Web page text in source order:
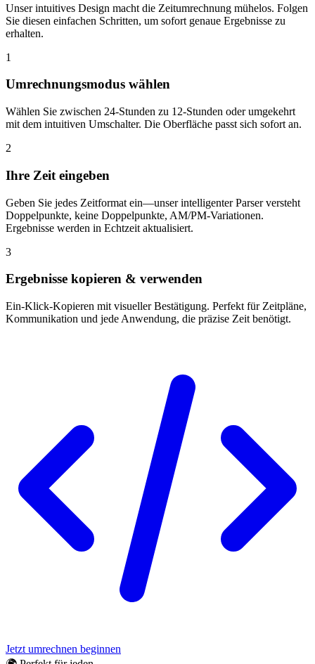
Unser intuitives Design macht die Zeitumrechnung mühelos. Folgen
Sie diesen einfachen Schritten, um sofort genaue Ergebnisse zu
erhalten.
1
Umrechnungsmodus wählen
Wählen Sie zwischen 24-Stunden zu 12-Stunden oder umgekehrt
mit dem intuitiven Umschalter. Die Oberfläche passt sich sofort an.
2
Ihre Zeit eingeben
Geben Sie jedes Zeitformat ein—unser intelligenter Parser versteht
Doppelpunkte, keine Doppelpunkte, AM/PM-Variationen.
Ergebnisse werden in Echtzeit aktualisiert.
3
Ergebnisse kopieren & verwenden
Ein-Klick-Kopieren mit visueller Bestätigung. Perfekt für Zeitpläne,
Kommunikation und jede Anwendung, die präzise Zeit benötigt.
Jetzt umrechnen beginnen